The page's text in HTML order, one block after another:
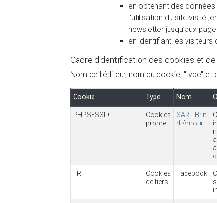
en obtenant des
l’utilisation du site visité
newsletter jusqu’aux
en identifiant les visiteurs
Cadre d'dentification des cookies et
Nom de l'éditeur, nom du cookie, "type" et
Cookie Type Nom
PHPSESSID
Cookies
propre
SARL Brin
d Amour
FR
Cookies
de tiers
Facebook